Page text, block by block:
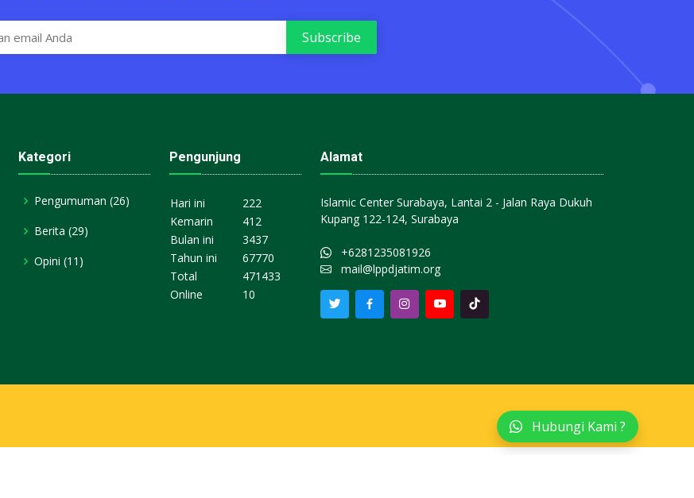
Kategori
Pengumuman (26)
Berita (29)
Opini (11)
Pengunjung
Hari ini
222
Kemarin
412
Bulan ini
3437
Tahun ini
67770
Total
471433
Online
10
Alamat
Islamic Center Surabaya, Lantai 2 - Jalan Raya Dukuh
Kupang 122-124, Surabaya
+6281235081926
mail@lppdjatim.org
Hubungi Kami ?